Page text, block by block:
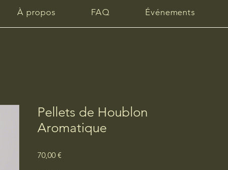
À propos FAQ Événements
Pellets de Houblon
Aromatique
70,00 €